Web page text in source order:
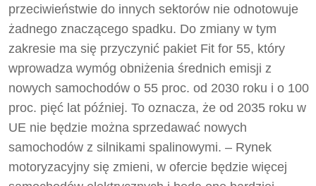
przeciwieństwie do innych sektorów nie odnotowuje
żadnego znaczącego spadku. Do zmiany w tym
zakresie ma się przyczynić pakiet Fit for 55, który
wprowadza wymóg obniżenia średnich emisji z
nowych samochodów o 55 proc. od 2030 roku i o 100
proc. pięć lat później. To oznacza, że od 2035 roku w
UE nie będzie można sprzedawać nowych
samochodów z silnikami spalinowymi. – Rynek
motoryzacyjny się zmieni, w ofercie będzie więcej